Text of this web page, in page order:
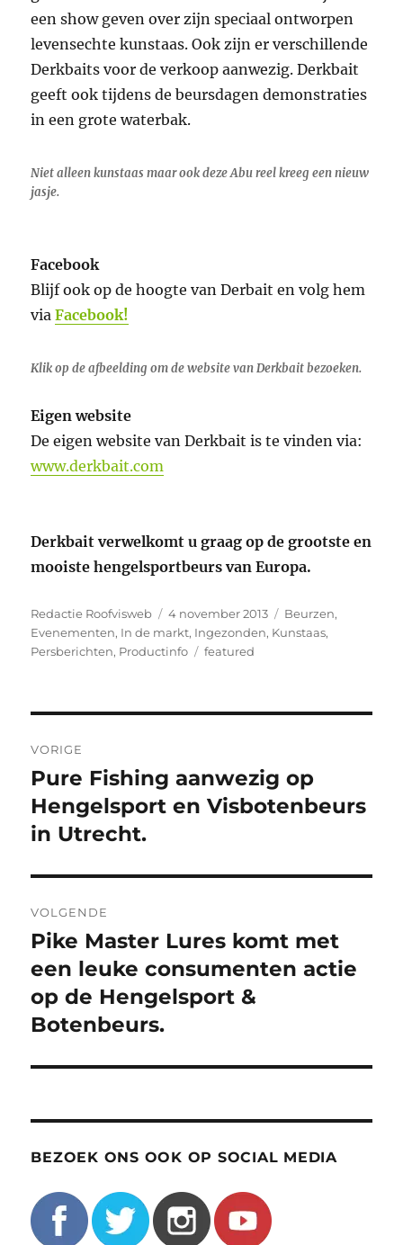
een show geven over zijn speciaal ontworpen
levensechte kunstaas. Ook zijn er verschillende
Derkbaits voor de verkoop aanwezig. Derkbait
geeft ook tijdens de beursdagen demonstraties
in een grote waterbak.
Niet alleen kunstaas maar ook deze Abu reel kreeg een nieuw
jasje.
Facebook
Blijf ook op de hoogte van Derbait en volg hem
viaFacebook!
Klik op de afbeelding om de website van Derkbait bezoeken.
Eigen website
De eigen website van Derkbait is te vinden via:
www.derkbait.com
Derkbait verwelkomt u graag op de grootste en
mooiste hengelsportbeurs van Europa.
Auteur
Redactie Roofvisweb
Geplaatst
op
4 november 2013 Categorieën
Beurzen,
Evenementen, In de markt, Ingezonden, Kunstaas,
Persberichten, Productinfo Tags
featured
navigatie
VORIGE
Vorig
bericht:
Pure Fishing aanwezig op
Hengelsport en Visbotenbeurs
in Utrecht.
VOLGENDE
Volgend
bericht:
Pike Master Lures komt met
een leuke consumenten actie
op de Hengelsport &
Botenbeurs.
BEZOEK ONS OOK OP SOCIAL MEDIA